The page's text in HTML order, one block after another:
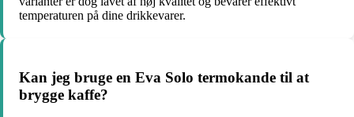
temperaturen på dine drikkevarer.
Kan jeg bruge en Eva Solo termokande til at
brygge kaffe?